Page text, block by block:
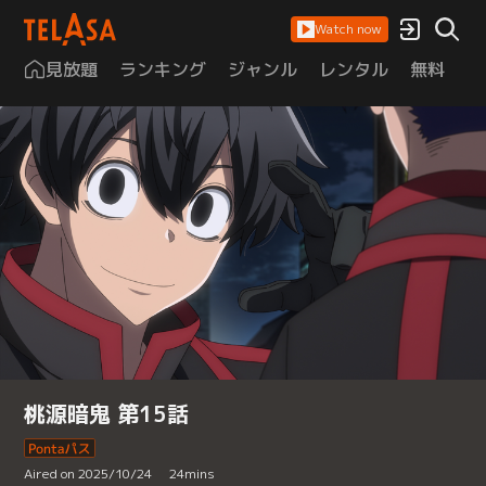
Watch now
見放題 ランキング ジャンル レンタル 無料
桃源暗鬼 第15話
Aired on 2025/10/24 24mins